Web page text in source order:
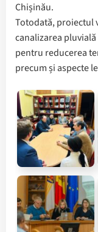
Chișinău.
Totodată, proiectul
canalizarea
pentru reducerea
precum și aspecte